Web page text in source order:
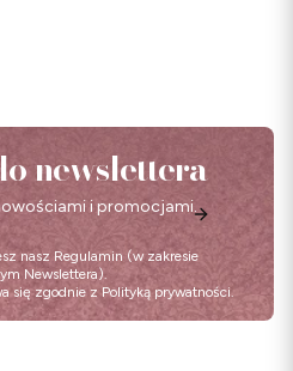
newslettera
i promocjami.
nasz Regulamin (w zakresie
Newslettera).
się zgodnie z Polityką prywatności.